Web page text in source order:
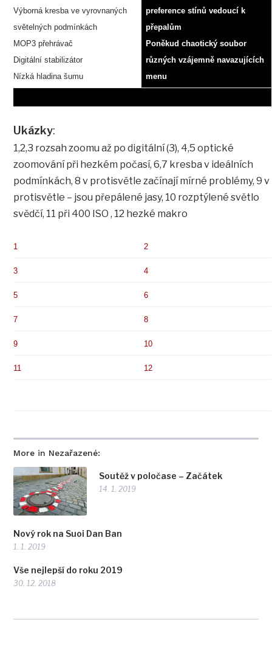
More in Nezařazené:
Soutěž v poločase – Začátek
14. 1. 2019
Nový rok na Suoi Dan Ban
1. 1. 2019
Vše nejlepší do roku 2019
30. 12. 2018
Výborná kresba ve vyrovnaných
světelných podmínkách
MOP3 přehrávač
Digitální stabilizátor
Nízká hladina šumu
preference stínů vedoucí k
přepalům
Poněkud chaotický soubor
různých vzájemně navazujících
menu
Ukázky:
1,2,3 rozsah zoomu až po digitální (3), 4,5 optické
zoomování při hezkém počasí, 6,7 kresba v ideálních
podmínkách, 8 v protisvětle začínají mírné problémy, 9 v
protisvětle – jsou přepálené jasy, 10 rozptýlené světlo
svědčí, 11 při 400 ISO , 12 hezké makro
1 2
3 4
5 6
7 8
9 10
11 12